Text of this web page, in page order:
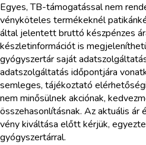
Egyes, TB-támogatással nem
vényköteles termékeknél
által jelentett bruttó készpénzes
készletinformációt is
gyógyszertár saját
adatszolgáltatás időpontjára
semleges, tájékoztató
nem minősülnek akciónak,
összehasonlításnak. Az aktuális ár
vény kiváltása előtt kérjük,
gyógyszertárral.